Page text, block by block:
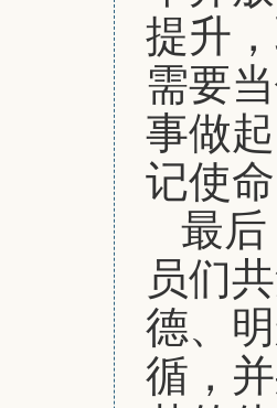
提升
需要
事做
记使
最
员们
德、
循，